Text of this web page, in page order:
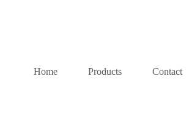
Home Products Contact